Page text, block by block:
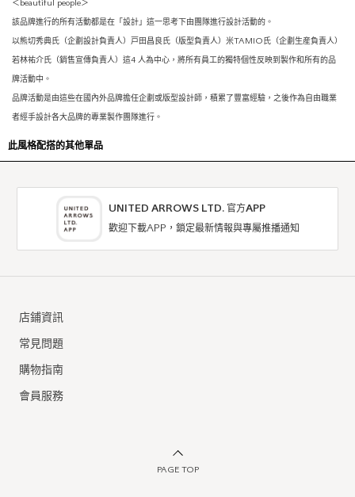
＜beautiful people＞
該品牌進行的所有活動都是在「設計」這一思考下由團隊進行設計活動的。
以熊切秀典氏（企劃設計負責人）戸田昌良氏（版型負責人）米TAMIO氏（企劃生産負責人）
若林祐介氏（銷售宣傳負責人）這4 人為中心，將所有員工的獨特個性反映到製作和所有的品
牌活動中。
品牌活動是由這些在國內外品牌擔任企劃或版型設計師，積累了豐富經驗，之後作為自由職業
者經手設計各大品牌的專業製作團隊進行。
此風格配搭的其他單品
UNITED ARROWS LTD. 官方APP
歡迎下載APP，鎖定最新情報與專屬推播通知
店鋪資訊
常見問題
購物指南
會員服務
PAGE TOP